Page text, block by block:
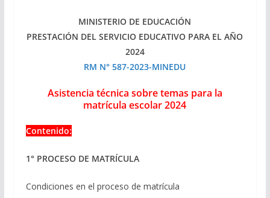
MINISTERIO DE EDUCACIÓN
PRESTACIÓN DEL SERVICIO EDUCATIVO PARA EL AÑO
2024
RM N° 587-2023-MINEDU
Asistencia técnica sobre temas para la
matrícula escolar 2024
Contenido:
1° PROCESO DE MATRÍCULA
Condiciones en el proceso de matrícula